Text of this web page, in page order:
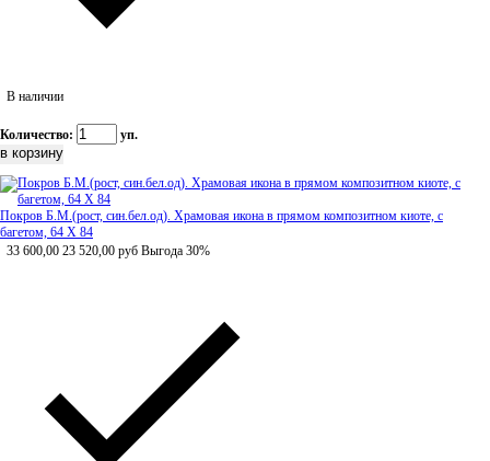
В наличии
Количество: уп.
Покров Б.М.(рост, син.бел.од). Храмовая икона в прямом композитном киоте, с
багетом, 64 Х 84
33 600,00 23 520,00 руб Выгода 30%